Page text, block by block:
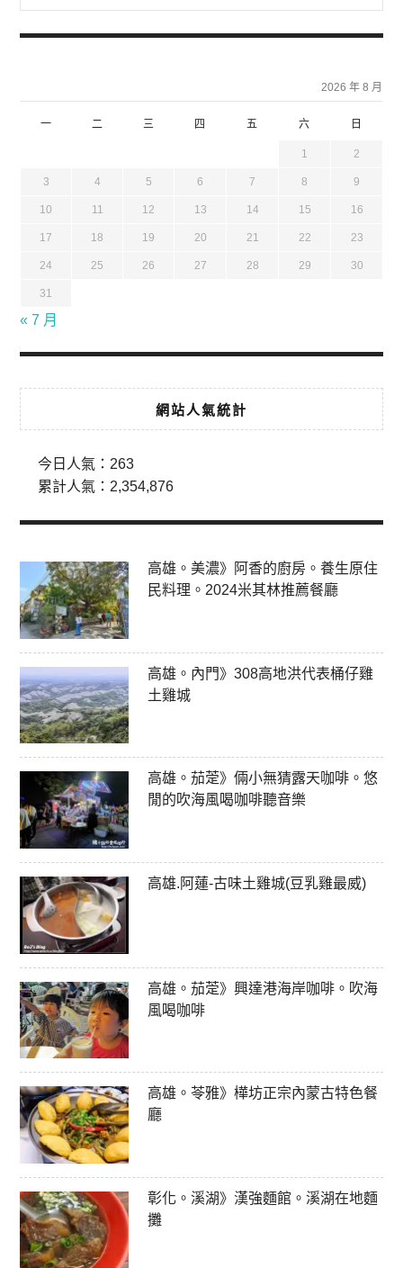
2026 年 8 月
一 二 三 四 五 六 日
1 2
3 4 5 6 7 8 9
10 11 12 13 14 15 16
17 18 19 20 21 22 23
24 25 26 27 28 29 30
31
« 7 月
網站人氣統計
今日人氣： 263
累計人氣： 2,354,876
高雄。美濃》阿香的廚房。養生原住
民料理。2024米其林推薦餐廳
高雄。內門》308高地洪代表桶仔雞
土雞城
高雄。茄萣》倆小無猜露天咖啡。悠
閒的吹海風喝咖啡聽音樂
高雄.阿蓮-古味土雞城(豆乳雞最威)
高雄。茄萣》興達港海岸咖啡。吹海
風喝咖啡
高雄。苓雅》樺坊正宗內蒙古特色餐
廳
彰化。溪湖》漢強麵館。溪湖在地麵
攤